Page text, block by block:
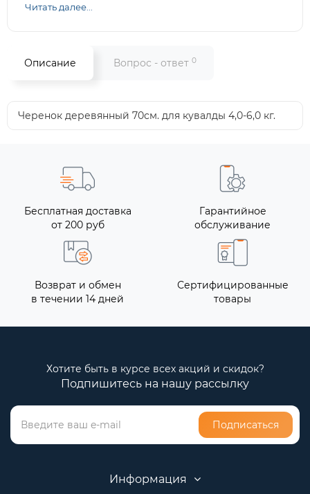
Читать далее...
Описание Вопрос - ответ 0
Черенок деревянный 70см. для кувалды 4,0-6,0 кг.
Бесплатная доставка
от 200 руб
Гарантийное
обслуживание
Возврат и обмен
в течении 14 дней
Сертифицированные
товары
Хотите быть в курсе всех акций и скидок?
Подпишитесь на нашу рассылку
Подписаться
Информация